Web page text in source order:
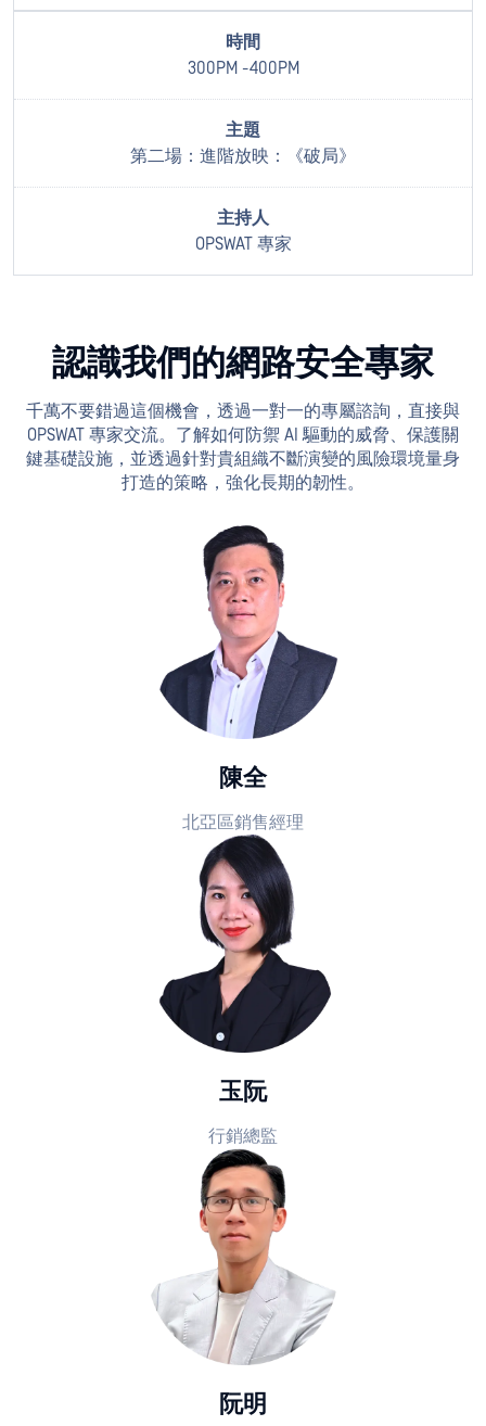
300PM -400PM
第二場：進階放映：《破局》
OPSWAT 專家
認識我們的網路安全專家
千萬不要錯過這個機會，透過一對一的專屬諮詢，直接與
OPSWAT 專家交流。了解如何防禦 AI 驅動的威脅、保護關
鍵基礎設施，並透過針對貴組織不斷演變的風險環境量身
打造的策略，強化長期的韌性。
陳全
北亞區銷售經理
玉阮
行銷總監
阮明